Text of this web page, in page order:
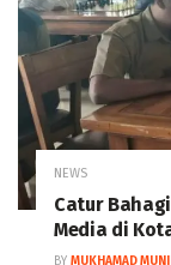
NEWS
Catur
Media di
BY MUKHAMAD